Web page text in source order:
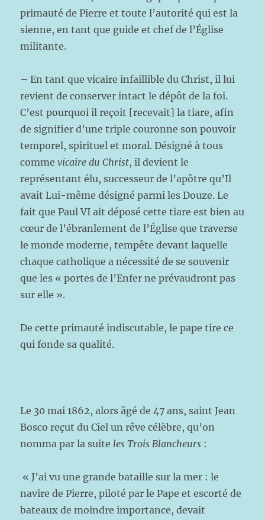
primauté de Pierre et toute l’autorité qui est la
sienne, en tant que guide et chef de l’Église
militante.
– En tant que vicaire infaillible du Christ, il lui
revient de conserver intact le dépôt de la foi.
C’est pourquoi il reçoit [recevait] la tiare, afin
de signifier d’une triple couronne son pouvoir
temporel, spirituel et moral. Désigné à tous
commevicaire du Christ, il devient le
représentant élu, successeur de l’apôtre qu’Il
avait Lui-même désigné parmi les Douze. Le
fait que Paul VI ait déposé cette tiare est bien au
cœur de l’ébranlement de l’Église que traverse
le monde moderne, tempête devant laquelle
chaque catholique a nécessité de se souvenir
que les « portes de l’Enfer ne prévaudront pas
sur elle ».
De cette primauté indiscutable, le pape tire ce
qui fonde sa qualité.
Le 30 mai 1862, alors âgé de 47 ans, saint Jean
Bosco reçut du Ciel un rêve célèbre, qu’on
nomma par la suite les Trois Blancheurs :
« J’ai vu une grande bataille sur la mer : le
navire de Pierre, piloté par le Pape et escorté de
bateaux de moindre importance, devait